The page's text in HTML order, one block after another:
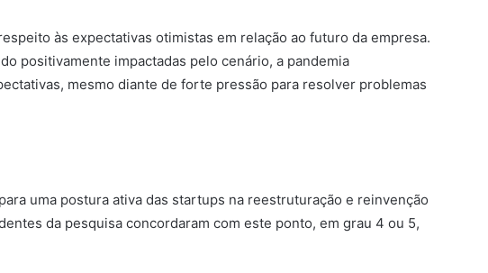
às expectativas otimistas em relação ao futuro da empresa.
positivamente impactadas pelo cenário, a pandemia
mesmo diante de forte pressão para resolver problemas
uma postura ativa das startups na reestruturação e reinvenção
da pesquisa concordaram com este ponto, em grau 4 ou 5,